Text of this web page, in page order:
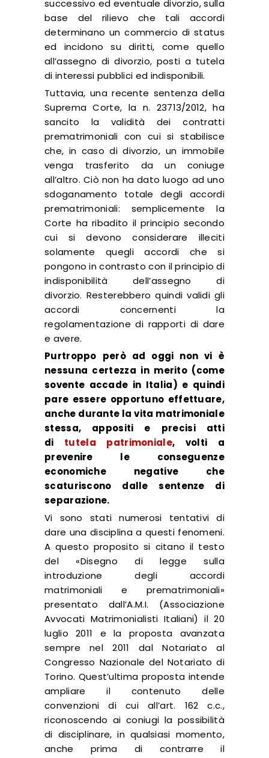
successivo ed eventuale divorzio, sulla
base del rilievo che tali accordi
determinano un commercio di status
ed incidono su diritti, come quello
all’assegno di divorzio, posti a tutela
di interessi pubblici ed indisponibili.
Tuttavia, una recente sentenza della
Suprema Corte, la n. 23713/2012, ha
sancito la validità dei contratti
prematrimoniali con cui si stabilisce
che, in caso di divorzio, un immobile
venga trasferito da un coniuge
all’altro. Ciò non ha dato luogo ad uno
sdoganamento totale degli accordi
prematrimoniali: semplicemente la
Corte ha ribadito il principio secondo
cui si devono considerare illeciti
solamente quegli accordi che si
pongono in contrasto con il principio di
indisponibilità dell’assegno di
divorzio. Resterebbero quindi validi gli
accordi concernenti la
regolamentazione di rapporti di dare
e avere.
Purtroppo però ad oggi non vi è
nessuna certezza in merito (come
sovente accade in Italia) e quindi
pare essere opportuno effettuare,
anche durante la vita matrimoniale
stessa, appositi e precisi atti
di tutela patrimoniale, volti a
prevenire le conseguenze
economiche negative che
scaturiscono dalle sentenze di
separazione.
Vi sono stati numerosi tentativi di
dare una disciplina a questi fenomeni.
A questo proposito si citano il testo
del «Disegno di legge sulla
introduzione degli accordi
matrimoniali e prematrimoniali»
presentato dall’A.M.I. (Associazione
Avvocati Matrimonialisti Italiani) il 20
luglio 2011 e la proposta avanzata
sempre nel 2011 dal Notariato al
Congresso Nazionale del Notariato di
Torino. Quest’ultima proposta intende
ampliare il contenuto delle
convenzioni di cui all’art. 162 c.c.,
riconoscendo ai coniugi la possibilità
di disciplinare, in qualsiasi momento,
anche prima di contrarre il